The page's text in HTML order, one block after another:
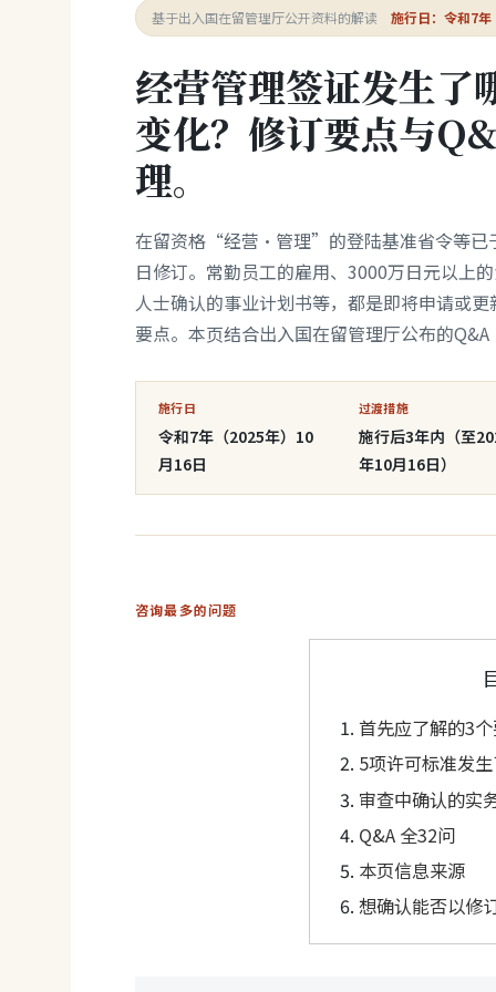
基于出入国在留管理厅公开资料的解读 施行日：令和7
经营管理签证发生了
变化？修订要点与
理。
在留资格“经营·管理”的登陆基准省令等已
日修订。常勤员工的雇用、3000万日元以上
人士确认的事业计划书等，都是即将申请或
要点。本页结合出入国在留管理厅公布的
施行日
令和7年（2025年）10
月16日
过渡措施
施行后3年内（至
年10月16日）
咨询最多的问题
首先应了解的3
5项许可标准发
审查中确认的实
Q&A 全32问
本页信息来源
想确认能否以修